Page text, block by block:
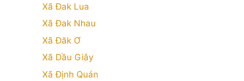
Xã Đak Lua
Xã Đak Nhau
Xã Đăk Ơ
Xã Dầu Giây
Xã Định Quán